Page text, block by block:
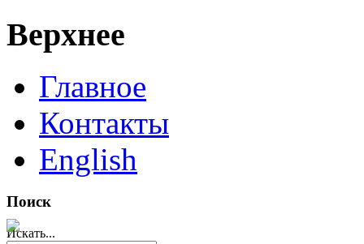
Верхнее
Главное
Контакты
English
Поиск
Искать...